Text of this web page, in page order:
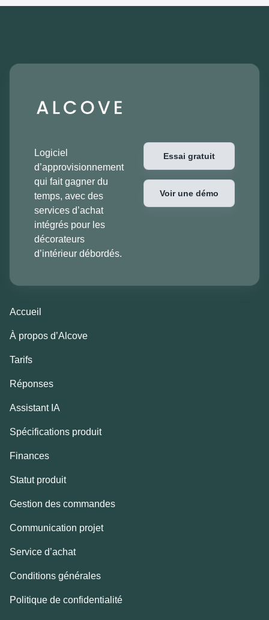
Logiciel
d’approvisionnement
qui fait gagner du
temps, avec des
services d’achat
intégrés pour les
décorateurs
d’intérieur débordés.
Essai gratuit
Voir une démo
Accueil
À propos d’Alcove
Tarifs
Réponses
Assistant IA
Spécifications produit
Finances
Statut produit
Gestion des commandes
Communication projet
Service d’achat
Conditions générales
Politique de confidentialité